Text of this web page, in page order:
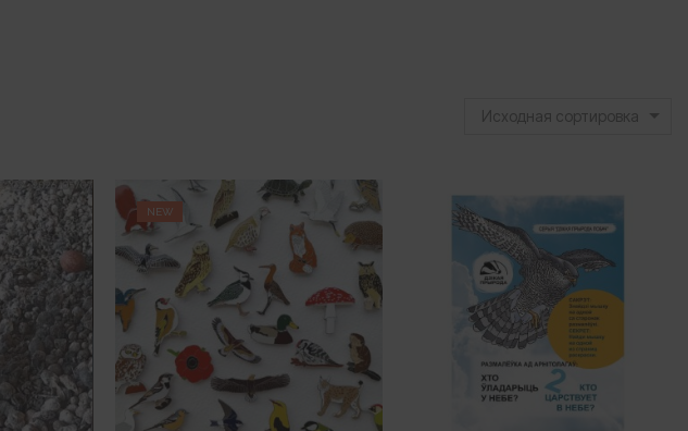
Исходная сортировка
NEW